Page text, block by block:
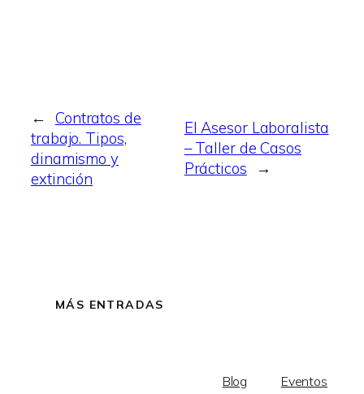
← Contratos de
trabajo. Tipos,
dinamismo y
extinción
El Asesor Laboralista
– Taller de Casos
Prácticos
→
MÁS ENTRADAS
Blog
Eventos